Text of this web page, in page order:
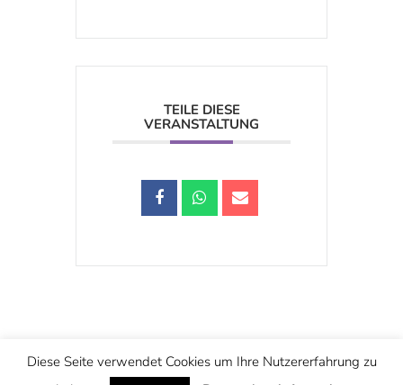
TEILE DIESE
VERANSTALTUNG
Schwarzstraße 25, 5020 Salzburg
office@christuskirche.at
Diese Seite verwendet Cookies um Ihre Nutzererfahrung zu